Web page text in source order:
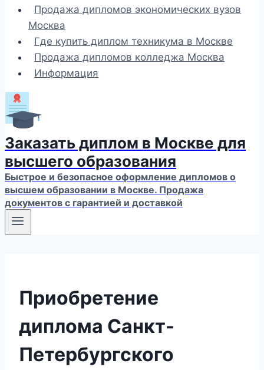
Продажа дипломов экономических вузов
Москва
Где купить диплом техникума в Москве
Продажа дипломов колледжа Москва
Информация
Заказать диплом в Москве для
высшего образования
Быстрое и безопасное оформление дипломов о
высшем образовании в Москве. Продажа
документов с гарантией и доставкой
Приобретение
диплома Санкт-
Петербургского